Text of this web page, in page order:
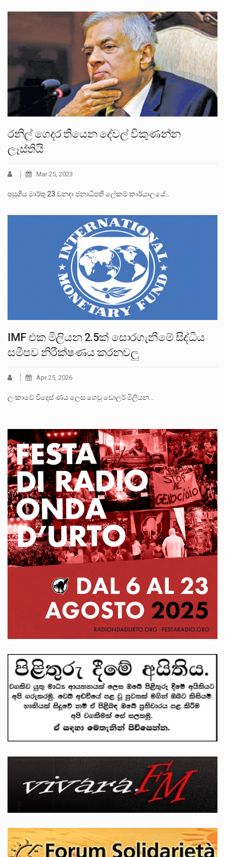
රනිල් ගෙදර තියෙන දේවල් විකුණන්න
ලෑස්තියි
Mar 25, 2023
පසුගිය මාර්තු 23 වනදා ජනාධිපති ලේකම් කාර්යාලයේ…
IMF එක මිලියන 2.5ක් සොරගැනීමේ සිද්ධිය
සමීපව නිරීක්ෂණය කරනවලු
Apr 25, 2026
ලංකාවේ විදෙස් ණය ලෙස ගෙවූ ඩොලර් මිලියන…